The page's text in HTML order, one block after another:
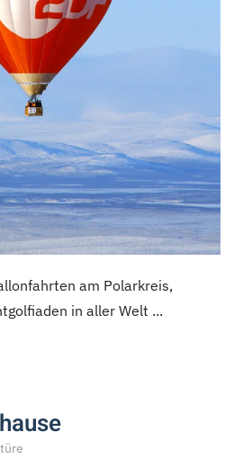
am Polarkreis,
in aller Welt ...